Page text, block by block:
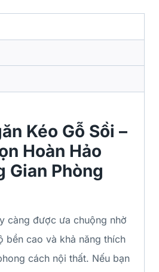
Kéo Gỗ Sồi –
Hoàn Hảo
Gian Phòng
càng được ưa chuộng nhờ
bền cao và khả năng thích
cách nội thất. Nếu bạn